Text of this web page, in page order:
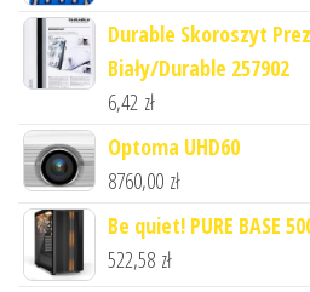
Durable Skoroszyt
Biały/Durable 257902
6,42 zł
Optoma UHD60
8760,00 zł
Be quiet! PURE BASE
522,58 zł